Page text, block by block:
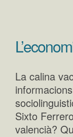
La calina
Sixto
valencià?